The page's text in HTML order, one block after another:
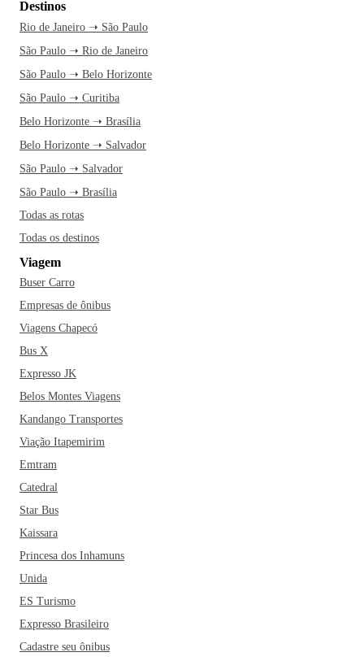
Destinos
Rio de Janeiro ➝ São Paulo
São Paulo ➝ Rio de Janeiro
São Paulo ➝ Belo Horizonte
São Paulo ➝ Curitiba
Belo Horizonte ➝ Brasília
Belo Horizonte ➝ Salvador
São Paulo ➝ Salvador
São Paulo ➝ Brasília
Todas as rotas
Todas os destinos
Viagem
Buser Carro
Empresas de ônibus
Viagens Chapecó
Bus X
Expresso JK
Belos Montes Viagens
Kandango Transportes
Viação Itapemirim
Emtram
Catedral
Star Bus
Kaissara
Princesa dos Inhamuns
Unida
ES Turismo
Expresso Brasileiro
Cadastre seu ônibus